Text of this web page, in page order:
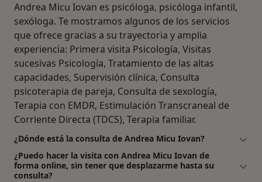
Andrea Micu Iovan es psicóloga, psicóloga infantil,
sexóloga. Te mostramos algunos de los servicios
que ofrece gracias a su trayectoria y amplia
experiencia: Primera visita Psicología, Visitas
sucesivas Psicología, Tratamiento de las altas
capacidades, Supervisión clínica, Consulta
psicoterapia de pareja, Consulta de sexología,
Terapia con EMDR, Estimulación Transcraneal de
Corriente Directa (TDCS), Terapia familiar.
¿Dónde está la consulta de Andrea Micu Iovan?
¿Puedo hacer la visita con Andrea Micu Iovan de
forma online, sin tener que desplazarme hasta su
consulta?